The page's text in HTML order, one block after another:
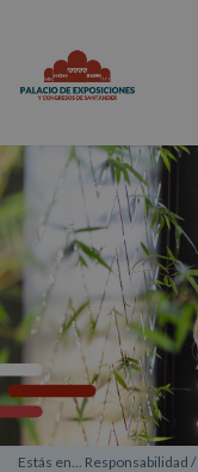
Estás en... Responsabilidad /